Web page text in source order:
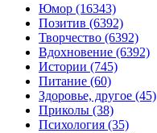
Юмор (16343)
Позитив (6392)
Творчество (6392)
Вдохновение (6392)
Истории (745)
Питание (60)
Здоровье, другое (45)
Приколы (38)
Психология (35)